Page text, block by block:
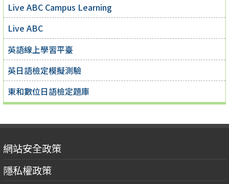
Live ABC Campus Learning
Live ABC
英語線上學習平臺
英日語檢定模擬測驗
東和數位日語檢定題庫
網站安全政策
隱私權政策